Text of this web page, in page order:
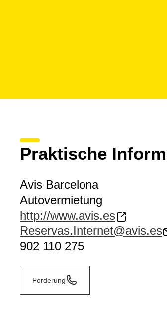
Praktische
Avis Barcelona
Autovermietung
http://www.avis.es
Reservas.Internet@avis.es
902 110 275
Forderung